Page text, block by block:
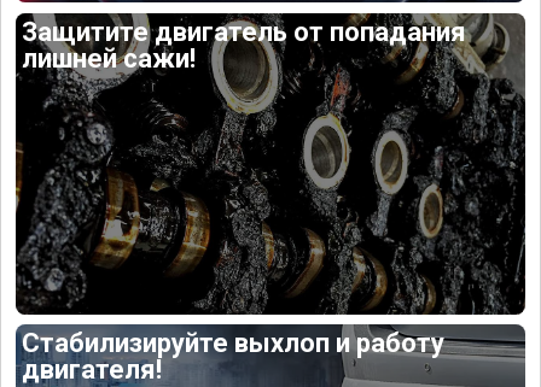
Защитите двигатель от попадания
лишней сажи!
Стабилизируйте выхлоп и работу
двигателя!